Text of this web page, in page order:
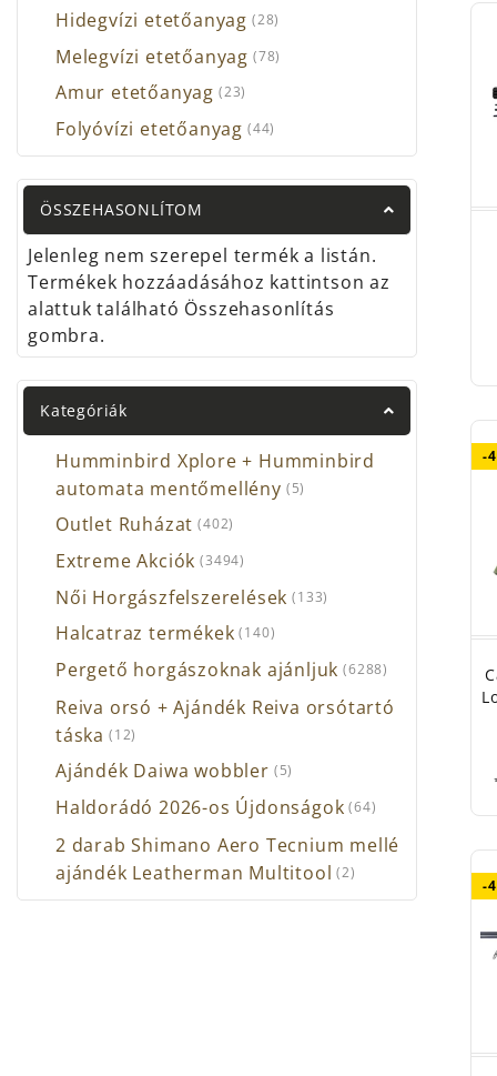
Hidegvízi etetőanyag (28)
Melegvízi etetőanyag (78)
Amur etetőanyag (23)
Folyóvízi etetőanyag (44)
ÖSSZEHASONLÍTOM
Jelenleg nem szerepel termék a listán.
Termékek hozzáadásához kattintson az
alattuk található Összehasonlítás
gombra.
Kategóriák
Humminbird Xplore + Humminbird
automata mentőmellény (5)
Outlet Ruházat (402)
Extreme Akciók (3494)
Női Horgászfelszerelések (133)
Halcatraz termékek (140)
Pergető horgászoknak ajánljuk (6288)
Reiva orsó + Ajándék Reiva orsótartó
táska (12)
Ajándék Daiwa wobbler (5)
Haldorádó 2026-os Újdonságok (64)
2 darab Shimano Aero Tecnium mellé
ajándék Leatherman Multitool (2)
A
-
-